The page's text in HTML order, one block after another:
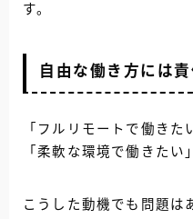
す。
自由な働き方には
「フルリモートで働きた
「柔軟な環境で働きたい」
こうした動機でも問題は